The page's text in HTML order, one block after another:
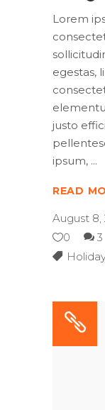
Lorem
egestas,
justo
ipsum,
READ
August 8,
0
3